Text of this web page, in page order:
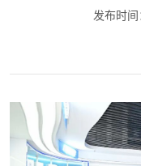
发布时间